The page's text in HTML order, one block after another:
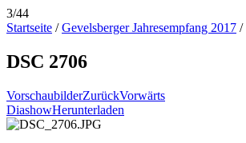
3/44
Startseite /Gevelsberger Jahresempfang 2017 /
DSC 2706
VorschaubilderZurückVorwärts
DiashowHerunterladen